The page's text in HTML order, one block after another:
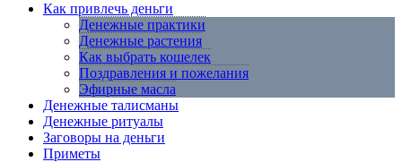
Как привлечь деньги
Денежные практики
Денежные растения
Как выбрать кошелек
Поздравления и пожелания
Эфирные масла
Денежные талисманы
Денежные ритуалы
Заговоры на деньги
Приметы